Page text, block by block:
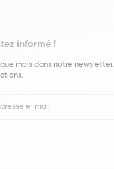
informé !
mois dans notre